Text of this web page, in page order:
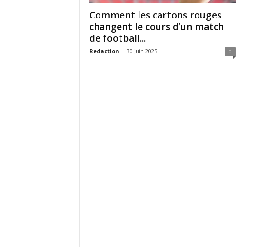
Comment les cartons rouges
changent le cours d’un match
de football...
Redaction - 30 juin 2025 0